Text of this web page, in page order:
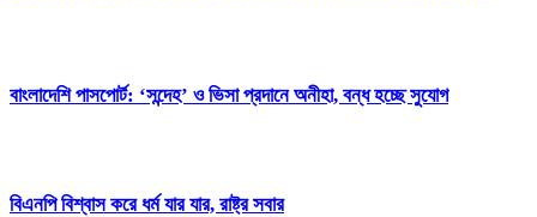
বাংলাদেশি পাসপোর্ট: ‘সন্দেহ’ ও ভিসা প্রদানে অনীহা, বন্ধ হচ্ছে সুযোগ
বিএনপি বিশ্বাস করে ধর্ম যার যার, রাষ্ট্র সবার